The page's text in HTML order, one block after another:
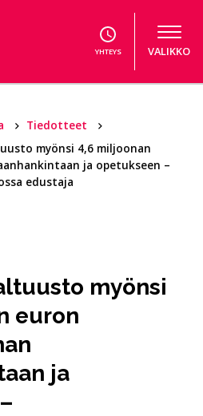
YHTEYS VALIKKO
Tiedotteet
myönsi 4,6 miljoonan
ja opetukseen –
edustaja
myönsi
euron
ja